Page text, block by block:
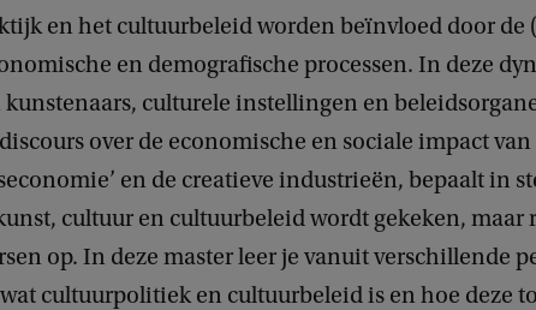
en het cultuurbeleid worden beïnvloed door de
en demografische processen. In deze
culturele instellingen en
over de economische en sociale impact
en de creatieve industrieën, bepaalt in
cultuur en cultuurbeleid wordt gekeken, maar
op. In deze master leer je vanuit verschillende
cultuurpolitiek en cultuurbeleid is en hoe deze